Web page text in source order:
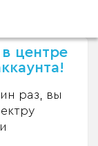
центре
раз, вы